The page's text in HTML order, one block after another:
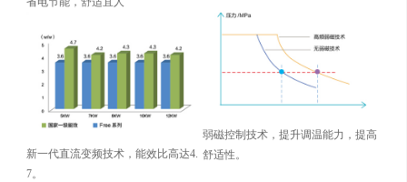
新一代直流变频技术，能效比高达4.
7。
弱磁控制技术，提升调温能力，提高
舒适性。